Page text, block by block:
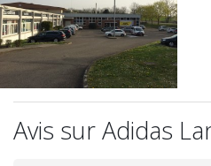
Avis sur Adidas